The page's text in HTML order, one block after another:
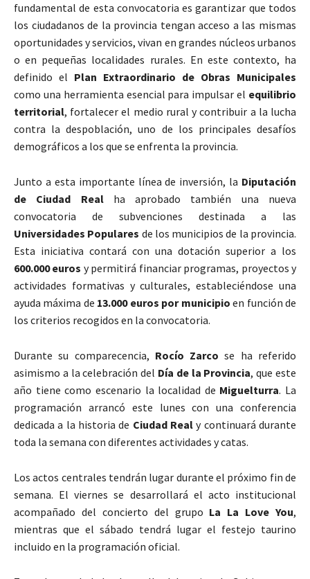
fundamental de esta convocatoria es garantizar que todos
los ciudadanos de la provincia tengan acceso a las mismas
oportunidades y servicios, vivan en grandes núcleos urbanos
o en pequeñas localidades rurales. En este contexto, ha
definido el Plan Extraordinario de Obras Municipales
como una herramienta esencial para impulsar el equilibrio
territorial, fortalecer el medio rural y contribuir a la lucha
contra la despoblación, uno de los principales desafíos
demográficos a los que se enfrenta la provincia.
Junto a esta importante línea de inversión, la Diputación
de Ciudad Realha aprobado también una nueva
convocatoria de subvenciones destinada a las
Universidades Populares de los municipios de la provincia.
Esta iniciativa contará con una dotación superior a los
600.000 euros y permitirá financiar programas, proyectos y
actividades formativas y culturales, estableciéndose una
ayuda máxima de 13.000 euros por municipio en función de
los criterios recogidos en la convocatoria.
Durante su comparecencia, Rocío Zarco se ha referido
asimismo a la celebración del Día de la Provincia, que este
año tiene como escenario la localidad de Miguelturra. La
programación arrancó este lunes con una conferencia
dedicada a la historia de Ciudad Real y continuará durante
toda la semana con diferentes actividades y catas.
Los actos centrales tendrán lugar durante el próximo fin de
semana. El viernes se desarrollará el acto institucional
acompañado del concierto del grupo La La Love You,
mientras que el sábado tendrá lugar el festejo taurino
incluido en la programación oficial.